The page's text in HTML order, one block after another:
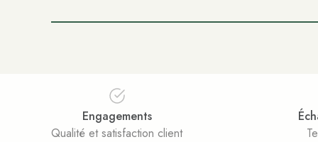
Engagements
Qualité et satisfaction client